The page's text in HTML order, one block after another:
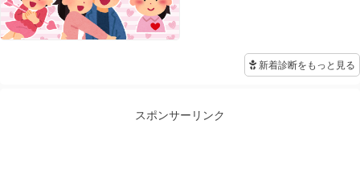
新着診断をもっと見る
スポンサーリンク